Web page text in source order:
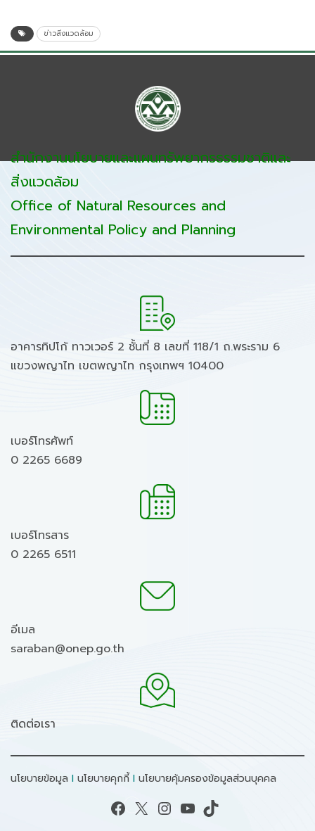
ข่าวสิ่งแวดล้อม
สำนักงานนโยบายและแผนทรัพยากรธรรมชาติและ
สิ่งแวดล้อม
Office of Natural Resources and
Environmental Policy and Planning
อาคารทิปโก้ ทาวเวอร์ 2 ชั้นที่ 8 เลขที่ 118/1 ถ.พระราม 6
แขวงพญาไท เขตพญาไท กรุงเทพฯ 10400
เบอร์โทรศัพท์
0 2265 6689
เบอร์โทรสาร
0 2265 6511
อีเมล
saraban@onep.go.th
ติดต่อเรา
นโยบายข้อมูล I นโยบายคุกกี้ I นโยบายคุ้มครองข้อมูลส่วนบุคคล
Facebook X Instagram YouTube TikTok